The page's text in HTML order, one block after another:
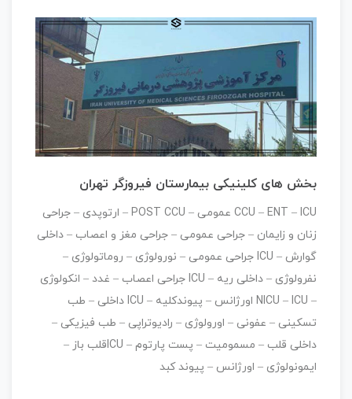
بخش های کلینیکی بیمارستان فیروزگر تهران
CCU – ENT – ICU عمومی – POST CCU – ارتوپدی – جراحی
زنان و زایمان – جراحی عمومی – جراحی مغز و اعصاب – داخلی
گوارش – ICU جراحی عمومی – نورولوژی – روماتولوژی –
نفرولوژی – داخلی ریه – ICU جراحی اعصاب – غدد – انکولوژی
– NICU – ICU اورژانس – پیوندکلیه – ICU داخلی – طب
تسکینی – عفونی – اورولوژی – رادیوتراپی – طب فیزیکی –
داخلی قلب – مسمومیت – پست پارتوم – ICUقلب باز –
ایمونولوژی – اورژانس – پیوند کبد